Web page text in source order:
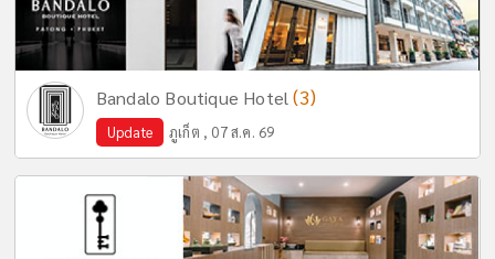
Bandalo Boutique Hotel(3)
Update ภูเก็ต , 07 ส.ค. 69